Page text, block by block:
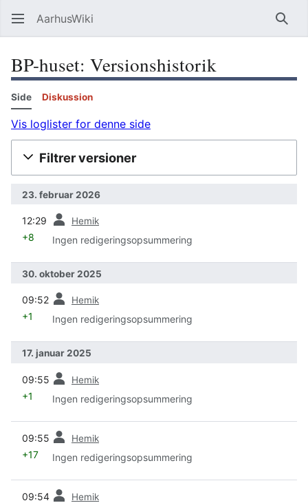
AarhusWiki Søg
BP-huset: Versionshistorik
Side Diskussion
Vis loglister for denne side
Filtrer versioner
23. februar 2026
12:29 Hemik
+8 Ingen redigeringsopsummering
30. oktober 2025
09:52 Hemik
+1 Ingen redigeringsopsummering
17. januar 2025
09:55 Hemik
+1 Ingen redigeringsopsummering
09:55 Hemik
+17 Ingen redigeringsopsummering
09:54 Hemik